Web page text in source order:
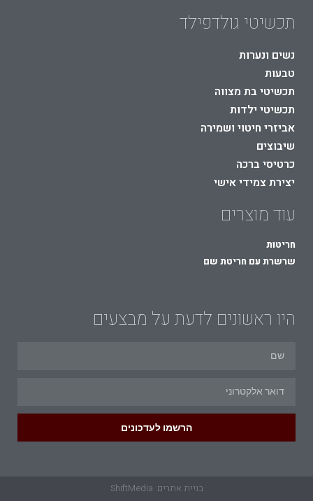
תכשיטי גולדפילד
נשים ונערות
טבעות
תכשיטי בת מצווה
תכשיטי ילדות
אביזרי חיטוי ושמירה
שיבוצים
כרטיסי ברכה
יצירת צמידי אישי
עוד מוצרים
חריטות
שרשרת עם חריטת שם
היו ראשונים לדעת על מבצעים
הרשמו לעדכונים
בניית אתרים: ShiftMedia